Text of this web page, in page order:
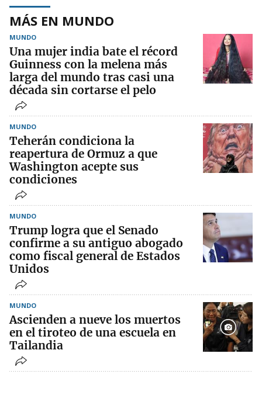
MÁS EN MUNDO
MUNDO
Una mujer india bate el récord
Guinness con la melena más
larga del mundo tras casi una
década sin cortarse el pelo
MUNDO
Teherán condiciona la
reapertura de Ormuz a que
Washington acepte sus
condiciones
MUNDO
Trump logra que el Senado
confirme a su antiguo abogado
como fiscal general de Estados
Unidos
MUNDO
Ascienden a nueve los muertos
en el tiroteo de una escuela en
Tailandia